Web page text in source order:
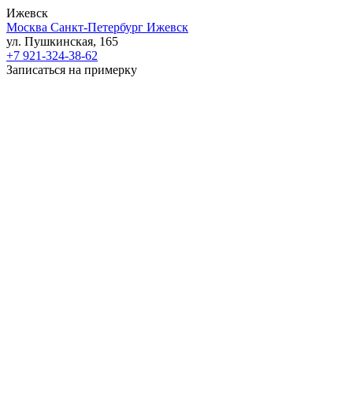
Ижевск
Москва Санкт-Петербург Ижевск
ул. Пушкинская, 165
+7 921-324-38-62
Записаться на примерку